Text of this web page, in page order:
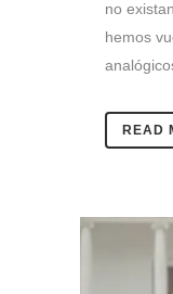
no
hemos
READ